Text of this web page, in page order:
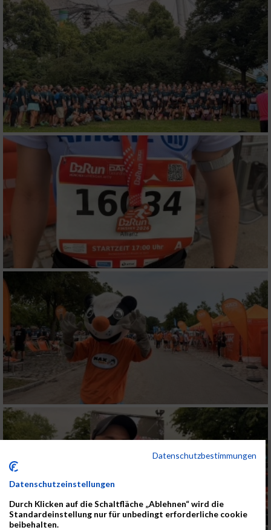
Datenschutzbestimmungen
Datenschutzeinstellungen
Durch Klicken auf die Schaltfläche „Ablehnen“ wird die
Standardeinstellung nur für unbedingt erforderliche cookie
beibehalten.